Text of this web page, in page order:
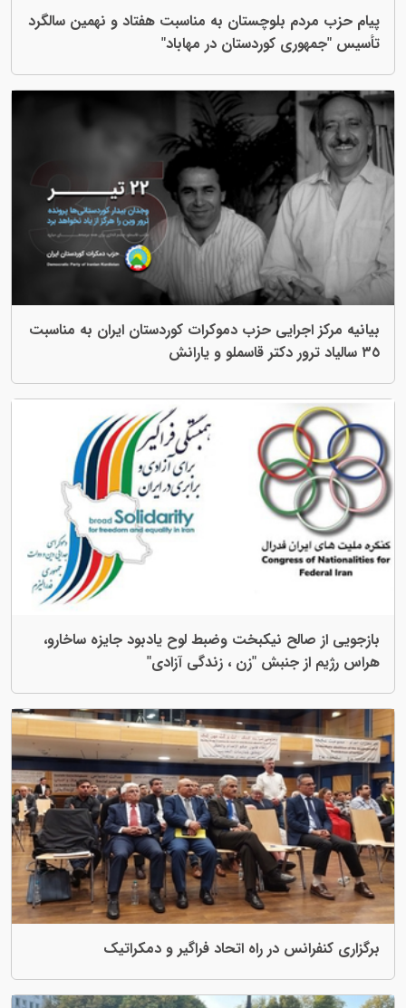
پيام حزب مردم بلوچستان به مناسبت هفتاد و نھمین سالگرد
تأسيس "جمهوری کوردستان در مهاباد"
بیانیه مرکز اجرایی حزب دموکرات کوردستان ایران به مناسبت
٣٥ سالیاد ترور دکتر قاسملو و یارانش
بازجویی از صالح نیکبخت وضبط لوح یادبود جایزه ساخارو،
هراس رژیم از جنبش "زن ، زندگی آزادی"
برگزاری کنفرانس در راه اتحاد فراگیر و دمکراتیک